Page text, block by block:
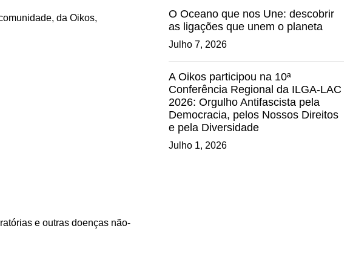
, da Oikos,
e outras doenças não-
O Oceano que nos Une: descobrir
as ligações que unem o planeta
Julho 7, 2026
A Oikos participou na 10ª
Conferência Regional da ILGA-LAC
2026: Orgulho Antifascista pela
Democracia, pelos Nossos Direitos
e pela Diversidade
Julho 1, 2026